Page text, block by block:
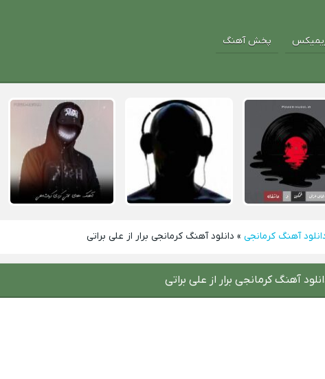
پخش آهنگ
آهنگ کرمانجی » دانلود آهنگ کرمانجی برار از علی براتی
آهنگ کرمانجی برار از علی براتی